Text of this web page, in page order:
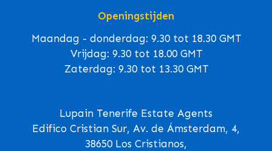
Openingstijden
Maandag - donderdag: 9.30 tot 18.30 GMT
Vrijdag: 9.30 tot 18.00 GMT
Zaterdag: 9.30 tot 13.30 GMT
Lupain Tenerife Estate Agents
Edifico Cristian Sur, Av. de Ámsterdam, 4,
38650 Los Cristianos,